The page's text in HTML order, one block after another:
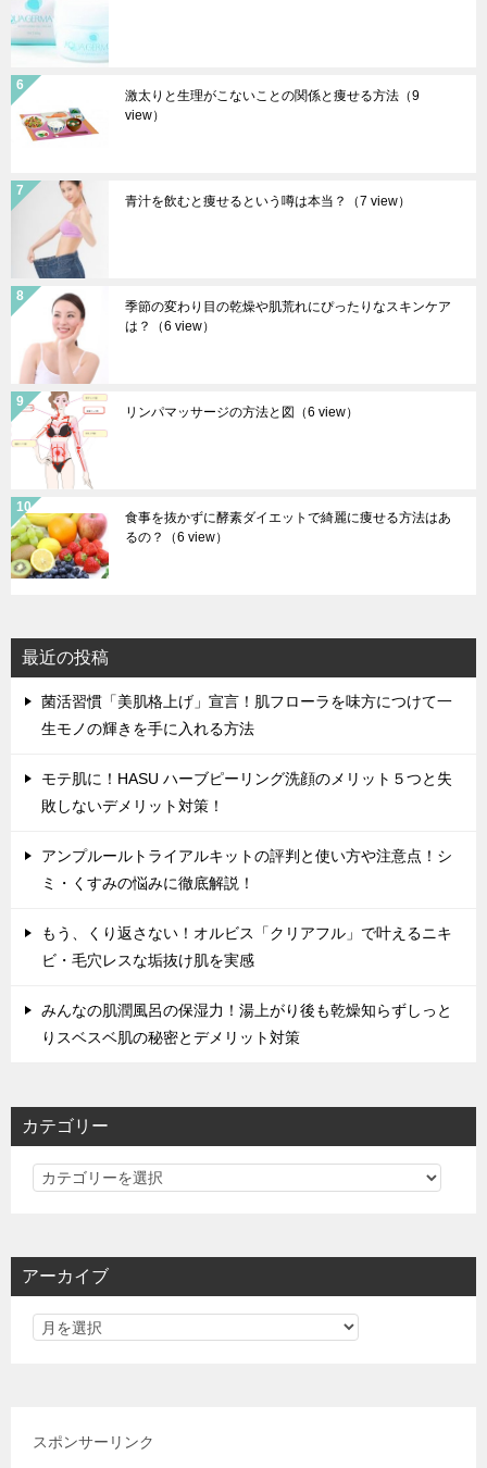
激太りと生理がこないことの関係と痩せる方法 （9
view）
青汁を飲むと痩せるという噂は本当？ （7 view）
季節の変わり目の乾燥や肌荒れにぴったりなスキンケア
は？
（6 view）
リンパマッサージの方法と図 （6 view）
食事を抜かずに酵素ダイエットで綺麗に痩せる方法はあ
るの？
（6 view）
最近の投稿
菌活習慣「美肌格上げ」宣言！肌フローラを味方につけて一
生モノの輝きを手に入れる方法
モテ肌に！HASU ハーブピーリング洗顔のメリット５つと失
敗しないデメリット対策！
アンプルールトライアルキットの評判と使い方や注意点！シ
ミ・くすみの悩みに徹底解説！
もう、くり返さない！オルビス「クリアフル」で叶えるニキ
ビ・毛穴レスな垢抜け肌を実感
みんなの肌潤風呂の保湿力！湯上がり後も乾燥知らずしっと
りスベスベ肌の秘密とデメリット対策
カテゴリー
カ
リ
アーカイブ
スポンサーリンク